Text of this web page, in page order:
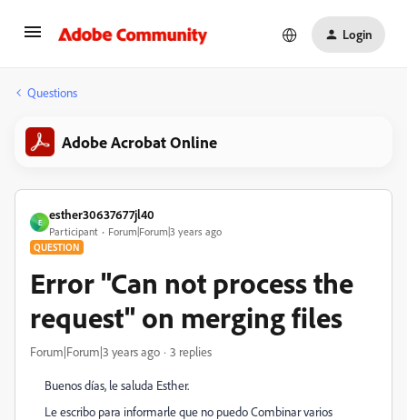
Login
Questions
Adobe Acrobat Online
E
esther30637677jl40
Participant Forum|Forum|3 years ago
QUESTION
Error "Can not process the
request" on merging files
Forum|Forum|3 years ago 3 replies
Buenos días, le saluda Esther.
Le escribo para informarle que no puedo Combinar varios